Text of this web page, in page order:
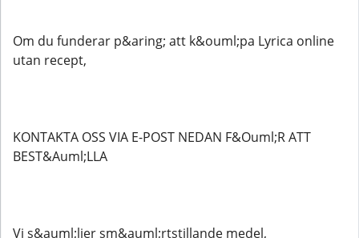
Om du funderar p&aring; att k&ouml;pa Lyrica online
utan recept,
KONTAKTA OSS VIA E-POST NEDAN F&Ouml;R ATT
BEST&Auml;LLA
Vi s&auml;ljer sm&auml;rtstillande medel,